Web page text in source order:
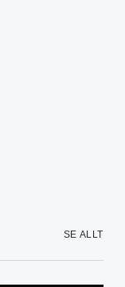
SE ALLT